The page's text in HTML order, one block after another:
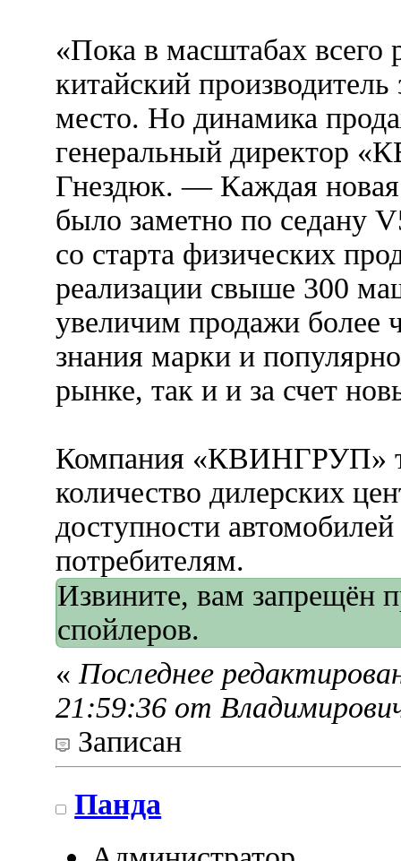
«Пока в масштабах
китайский
место. Но динамика
генеральный директор
Гнездюк. — Каждая новая
было заметно по седану
со старта физических
реализации свыше 300
увеличим продажи более
знания марки и
рынке, так и и за счет
Компания «КВИНГРУП»
количество дилерских
доступности
потребителям.
Извините, вам запрещён
спойлеров.
« Последнее
21:59:36 от
Записан
Панда